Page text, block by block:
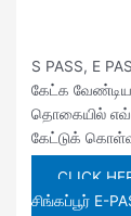
S PASS, E
கேட்க
தொகையில்
கேட்டுக்
CLICK
சிங்கப்பூர் E-